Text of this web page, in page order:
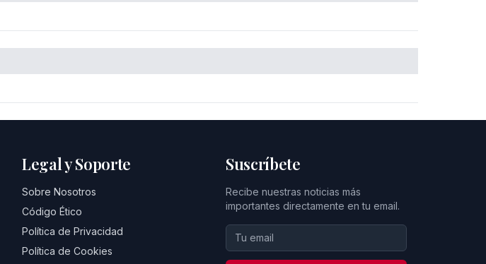
Legal y Soporte
Sobre Nosotros
Código Ético
Política de Privacidad
Política de Cookies
Suscríbete
Recibe nuestras noticias más
importantes directamente en tu email.